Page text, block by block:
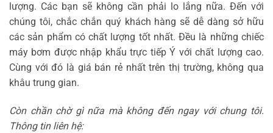
lượng. Các bạn sẽ không cần phải lo lắng nữa. Đến với
chúng tôi, chắc chắn quý khách hàng sẽ dễ dàng sở hữu
các sản phẩm có chất lượng tốt nhất. Đều là những chiếc
máy bơm được nhập khẩu trực tiếp Ý với chất lượng cao.
Cùng với đó là giá bán rẻ nhất trên thị trường, không qua
khâu trung gian.
Còn chần chờ gì nữa mà không đến ngay với chung tôi.
Thông tin liên hệ: